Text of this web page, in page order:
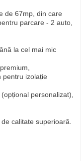
de 67mp, din care
parcare - 2 auto,
la cel mai mic
pentru izolație
personalizat),
calitate superioară.